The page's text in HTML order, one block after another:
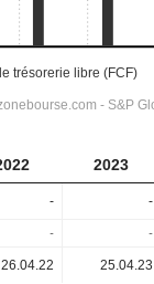
2023
- -
- -
26.04.22 25.04.23